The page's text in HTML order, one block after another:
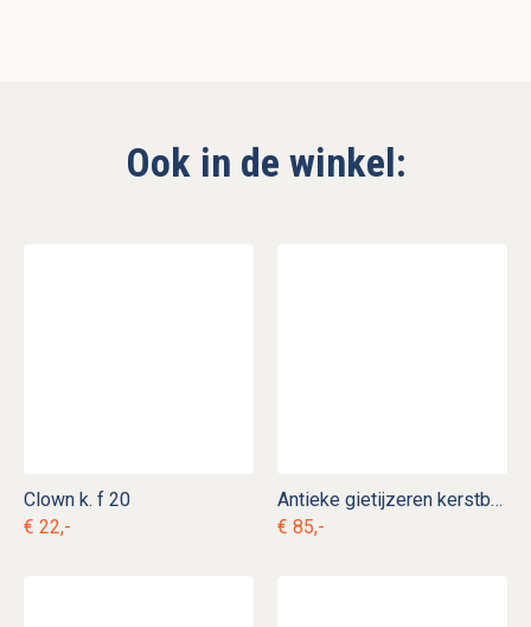
Ook in de winkel:
Clown k. f 20
€ 22,-
Antieke gietijzeren kerstboomvoet k. d 5
€ 85,-